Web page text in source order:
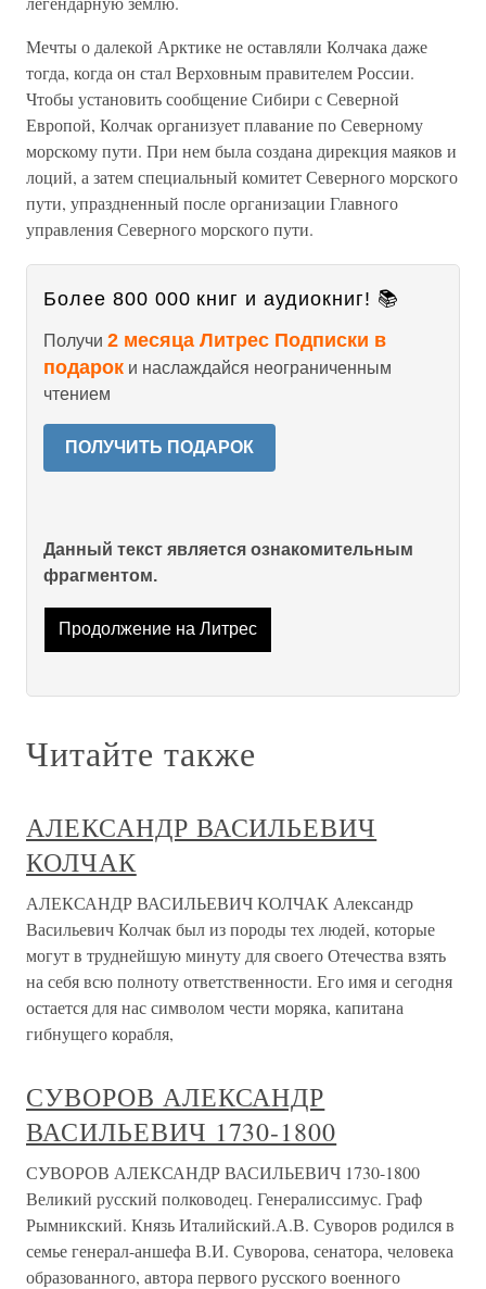
Мечты о далекой Арктике не оставляли Колчака даже
тогда, когда он стал Верховным правителем России.
Чтобы установить сообщение Сибири с Северной
Европой, Колчак организует плавание по Северному
морскому пути. При нем была создана дирекция маяков и
лоций, а затем специальный комитет Северного морского
пути, упраздненный после организации Главного
управления Северного морского пути.
Более 800 000 книг и аудиокниг! 📚
Получи 2 месяца Литрес Подписки в
подарок и наслаждайся неограниченным
чтением
ПОЛУЧИТЬ ПОДАРОК
Данный текст является ознакомительным
фрагментом.
Продолжение на Литрес
Читайте также
АЛЕКСАНДР ВАСИЛЬЕВИЧ
КОЛЧАК
АЛЕКСАНДР ВАСИЛЬЕВИЧ КОЛЧАК Александр
Васильевич Колчак был из породы тех людей, которые
могут в труднейшую минуту для своего Отечества взять
на себя всю полноту ответственности. Его имя и сегодня
остается для нас символом чести моряка, капитана
гибнущего корабля,
СУВОРОВ АЛЕКСАНДР
ВАСИЛЬЕВИЧ 1730-1800
СУВОРОВ АЛЕКСАНДР ВАСИЛЬЕВИЧ 1730-1800
Великий русский полководец. Генералиссимус. Граф
Рымникский. Князь Италийский.А.В. Суворов родился в
семье генерал-аншефа В.И. Суворова, сенатора, человека
образованного, автора первого русского военного